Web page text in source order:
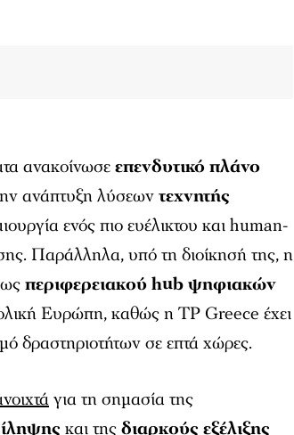
ανακοίνωσεεπενδυτικό πλάνο
ανάπτυξη λύσεωντεχνητής
ενός πιο ευέλικτου και human-
Παράλληλα, υπό τη διοίκησή της, η
περιφερειακού hub ψηφιακών
Ευρώπη, καθώς η TP Greece έχει
δραστηριοτήτων σε επτά χώρες.
για τη σηµασία της
και τηςδιαρκούς εξέλιξης